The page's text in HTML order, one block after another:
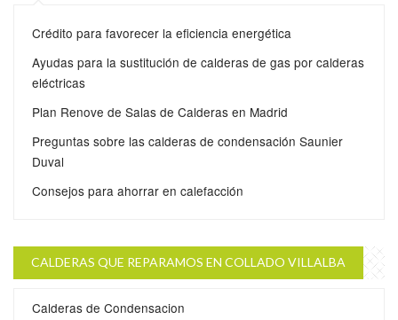
Crédito para favorecer la eficiencia energética
Ayudas para la sustitución de calderas de gas por calderas
eléctricas
Plan Renove de Salas de Calderas en Madrid
Preguntas sobre las calderas de condensación Saunier
Duval
Consejos para ahorrar en calefacción
CALDERAS QUE REPARAMOS EN COLLADO VILLALBA
Calderas de Condensacion